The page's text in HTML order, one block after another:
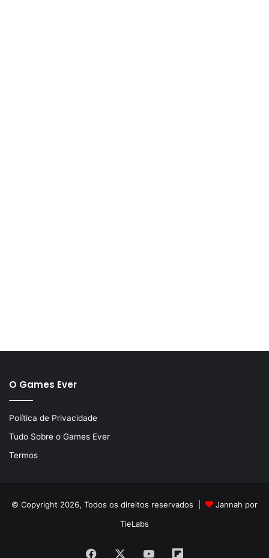
O Games Ever
Política de Privacidade
Tudo Sobre o Games Ever
Termos
© Copyright 2026, Todos os direitos reservados |
Jannah por
TieLabs
Facebook YouTube